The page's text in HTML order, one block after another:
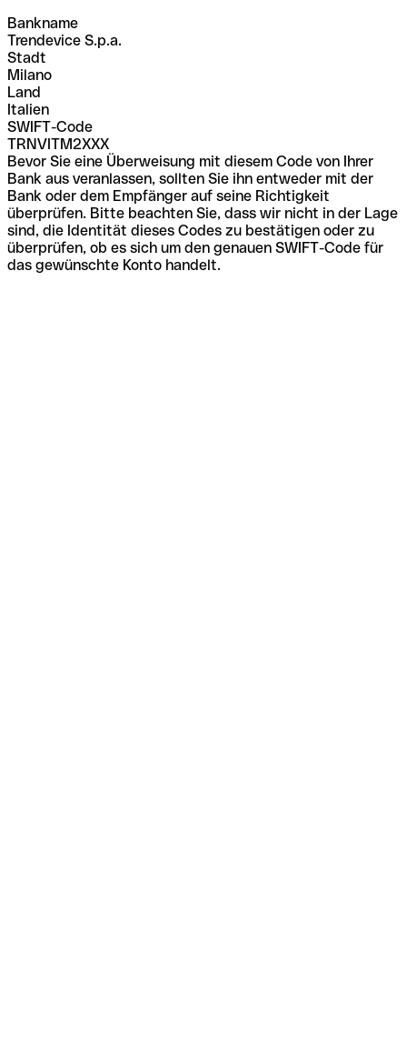
Bankname
Trendevice S.p.a.
Stadt
Milano
Land
Italien
SWIFT-Code
TRNVITM2XXX
Bevor Sie eine Überweisung mit diesem Code von Ihrer
Bank aus veranlassen, sollten Sie ihn entweder mit der
Bank oder dem Empfänger auf seine Richtigkeit
überprüfen. Bitte beachten Sie, dass wir nicht in der Lage
sind, die Identität dieses Codes zu bestätigen oder zu
überprüfen, ob es sich um den genauen SWIFT-Code für
das gewünschte Konto handelt.